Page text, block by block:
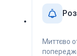
Миттєво